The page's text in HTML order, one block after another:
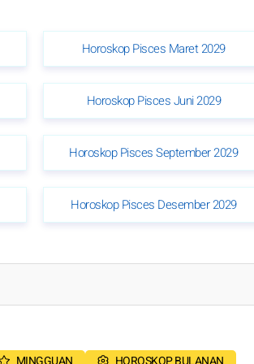
Horoskop Pisces Maret 2029
Horoskop Pisces Juni 2029
Horoskop Pisces September 2029
Horoskop Pisces Desember 2029